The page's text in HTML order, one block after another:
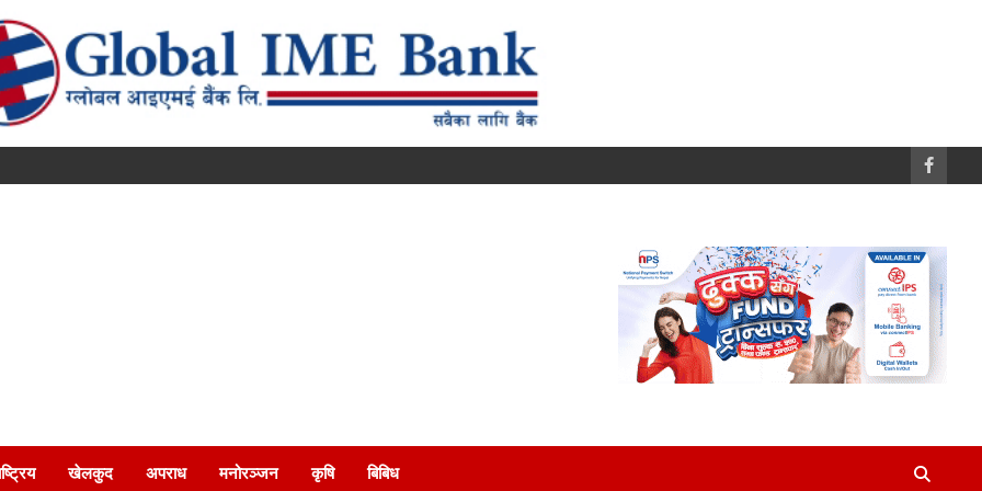
खेलकुद अपराध मनोरञ्जन कृषि बिबिध